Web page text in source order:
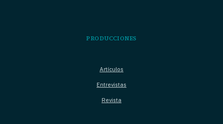
PRODUCCIONES
Artículos
Entrevistas
Revista